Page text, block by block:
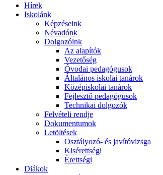
Hírek
Iskolánk
Képzéseink
Névadónk
Dolgozóink
Az alapítók
Vezetőség
Óvodai pedagógusok
Általános iskolai tanárok
Középiskolai tanárok
Fejlesztő pedagógusok
Technikai dolgozók
Felvételi rendje
Dokumentumok
Letöltések
Osztályozó- és javítóvizsga
Kisérettségi
Érettségi
Diákok